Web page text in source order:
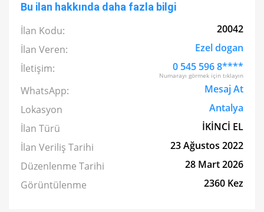
Bu ilan hakkında daha fazla bilgi
İlan Kodu:
20042
İlan Veren:
Ezel dogan
İletişim:
0 545 596 8****
Numarayı görmek için tıklayın
WhatsApp:
Mesaj At
Lokasyon
Antalya
İlan Türü
İKİNCİ EL
İlan Veriliş Tarihi
23 Ağustos 2022
Düzenlenme Tarihi
28 Mart 2026
Görüntülenme
2360 Kez